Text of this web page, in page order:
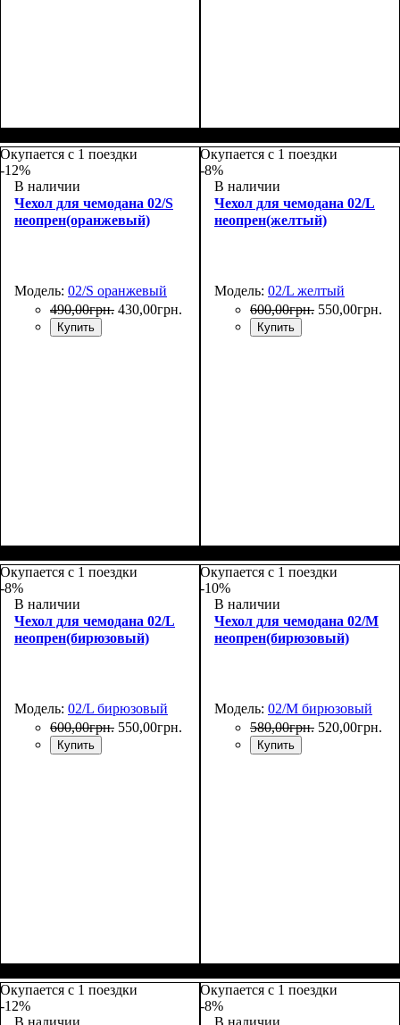
Окупается с 1 поездки
-12%
В наличии
Чехол для чемодана 02/S
неопрен(оранжевый)
Модель: 02/S оранжевый
490,00грн. 430,00грн.
Купить
Окупается с 1 поездки
-8%
В наличии
Чехол для чемодана 02/L
неопрен(желтый)
Модель: 02/L желтый
600,00грн. 550,00грн.
Купить
Окупается с 1 поездки
-8%
В наличии
Чехол для чемодана 02/L
неопрен(бирюзовый)
Модель: 02/L бирюзовый
600,00грн. 550,00грн.
Купить
Окупается с 1 поездки
-10%
В наличии
Чехол для чемодана 02/M
неопрен(бирюзовый)
Модель: 02/M бирюзовый
580,00грн. 520,00грн.
Купить
Окупается с 1 поездки
-12%
Окупается с 1 поездки
-8%